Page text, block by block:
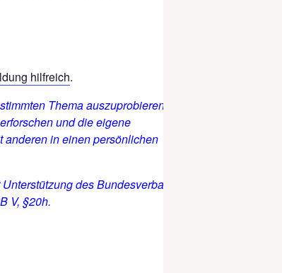
hilfreich.
Thema auszuprobieren, sich
und die eigene
anderen in einen persönlichen
des Bundesverband
V, §20h.